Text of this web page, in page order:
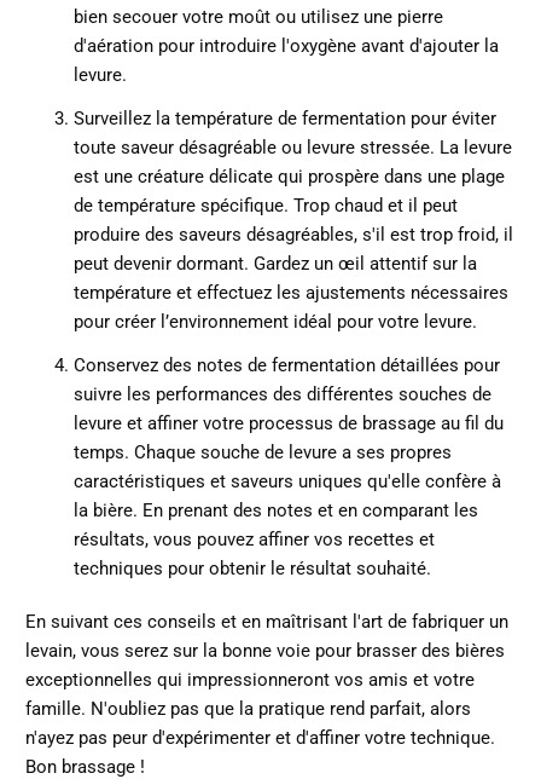
bien secouer votre moût ou utilisez une pierre
d'aération pour introduire l'oxygène avant d'ajouter la
levure.
Surveillez la température de fermentation pour éviter
toute saveur désagréable ou levure stressée. La levure
est une créature délicate qui prospère dans une plage
de température spécifique. Trop chaud et il peut
produire des saveurs désagréables, s'il est trop froid, il
peut devenir dormant. Gardez un œil attentif sur la
température et effectuez les ajustements nécessaires
pour créer l’environnement idéal pour votre levure.
Conservez des notes de fermentation détaillées pour
suivre les performances des différentes souches de
levure et affiner votre processus de brassage au fil du
temps. Chaque souche de levure a ses propres
caractéristiques et saveurs uniques qu'elle confère à
la bière. En prenant des notes et en comparant les
résultats, vous pouvez affiner vos recettes et
techniques pour obtenir le résultat souhaité.
En suivant ces conseils et en maîtrisant l'art de fabriquer un
levain, vous serez sur la bonne voie pour brasser des bières
exceptionnelles qui impressionneront vos amis et votre
famille. N'oubliez pas que la pratique rend parfait, alors
n'ayez pas peur d'expérimenter et d'affiner votre technique.
Bon brassage !